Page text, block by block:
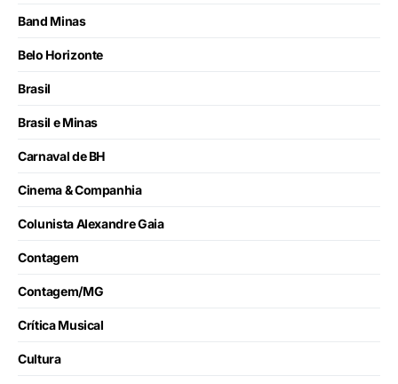
Band Minas
Belo Horizonte
Brasil
Brasil e Minas
Carnaval de BH
Cinema & Companhia
Colunista Alexandre Gaia
Contagem
Contagem/MG
Crítica Musical
Cultura